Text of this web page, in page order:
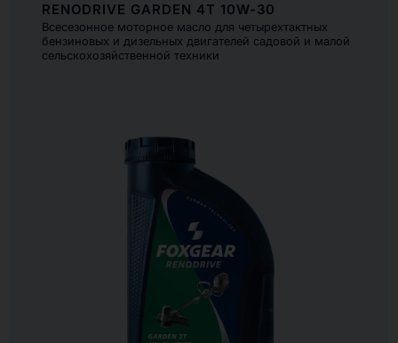
RENODRIVE GARDEN 4T 10W-30
Всесезонное моторное масло для четырехтактных
бензиновых и дизельных двигателей садовой и малой
сельскохозяйственной техники